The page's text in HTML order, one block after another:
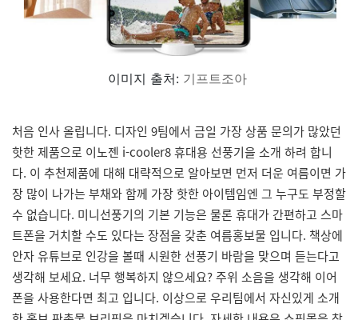
이미지 출처: 기프트조아
처음 인사 올립니다. 디자인 9팀에서 금일 가장 상품 문의가 많았던
핫한 제품으로 이노젠 i-cooler8 휴대용 선풍기을 소개 하려 합니
다. 이 추천제품에 대해 대략적으로 알아보면 먼저 더운 여름이면 가
장 많이 나가는 부채와 함께 가장 핫한 아이템임엔 그 누구도 부정할
수 없습니다. 미니선풍기의 기본 기능은 물론 휴대가 간편하고 스마
트폰을 거치할 수도 있다는 장점을 갖춘 여름홍보물 입니다. 책상에
안자 유튜브로 인강을 볼때 시원한 선풍기 바람을 맞으며 듣는다고
생각해 보세요. 너무 행복하지 않으세요? 주위 소음을 생각해 이어
폰을 사용한다면 최고 입니다. 이상으로 우리팀에서 자신있게 소개